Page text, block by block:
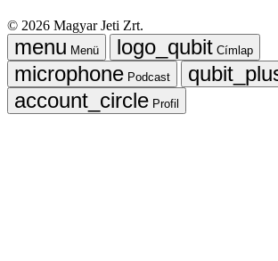
© 2026 Magyar Jeti Zrt.
Menü
Címlap
Podcast
Profil